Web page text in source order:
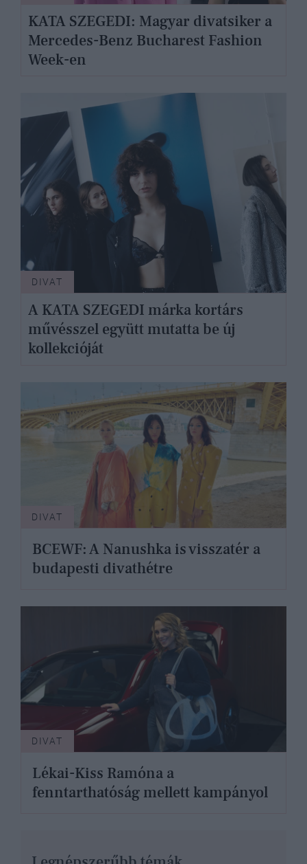
KATA SZEGEDI: Magyar divatsiker a
Mercedes-Benz Bucharest Fashion
Week-en
DIVAT
A KATA SZEGEDI márka kortárs
művésszel együtt mutatta be új
kollekcióját
DIVAT
BCEWF: A Nanushka is visszatér a
budapesti divathétre
DIVAT
Lékai-Kiss Ramóna a
fenntarthatóság mellett kampányol